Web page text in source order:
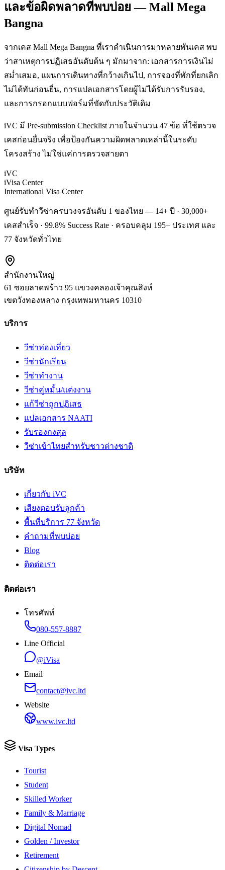
และข้อผิดพลาดที่พบบ่อย — Mall Mega
Bangna
จากเคส Mall Mega Bangna ที่เราดำเนินการมาหลายพันเคส พบ
ว่าสาเหตุการปฏิเสธอันดับต้น ๆ มักมาจาก: เอกสารการเงินไม่
สม่ำเสมอ, แผนการเดินทางที่กว้างเกินไป, การจองที่พักที่ยกเลิก
ไม่ได้ทันก่อนยื่น, การแปลเอกสารโดยผู้ไม่ได้รับการรับรอง,
และการกรอกแบบฟอร์มที่ขัดกับประวัติเดิม
iVC มี Pre-submission Checklist ภายในจำนวน 47 ข้อ ที่ใช้ตรวจ
เคสก่อนยื่นจริง เพื่อป้องกันความผิดพลาดเหล่านี้ในระดับ
โครงสร้าง ไม่ใช่แค่การตรวจสายตา
iVC
iVisa Center
International Visa Center
ศูนย์รับทำวีซ่าครบวงจรอันดับ 1 ของไทย — 14+ ปี · 30,000+
เคสสำเร็จ · 99.8% Success Rate · ครอบคลุม 195+ ประเทศ และ
77 จังหวัดทั่วไทย
สำนักงานใหญ่
61 ซอยลาดพร้าว 95 แขวงคลองเจ้าคุณสิงห์
เขตวังทองหลาง กรุงเทพมหานคร 10310
บริการ
วีซ่าท่องเที่ยว
วีซ่านักเรียน
วีซ่าทำงาน
วีซ่าคู่หมั้น/แต่งงาน
แก้วีซ่าถูกปฏิเสธ
แปลเอกสาร NAATI
รับรองกงสุล
วีซ่าเข้าไทยสำหรับชาวต่างชาติ
บริษัท
เกี่ยวกับ iVC
เสียงตอบรับลูกค้า
พื้นที่บริการ 77 จังหวัด
คำถามที่พบบ่อย
Blog
ติดต่อเรา
ติดต่อเรา
โทรศัพท์
080-557-8887
Line Official
@iVisa
Email
contact@ivc.ltd
Website
www.ivc.ltd
Visa Types
Tourist
Student
Skilled Worker
Family & Marriage
Digital Nomad
Golden / Investor
Retirement